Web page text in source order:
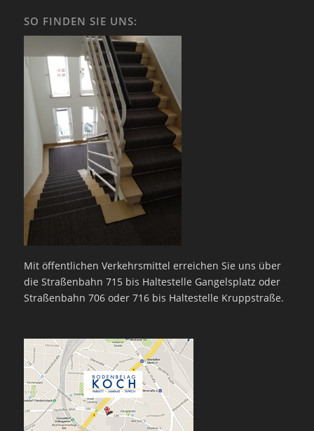
SO FINDEN SIE UNS:
Mit öffentlichen Verkehrsmittel erreichen Sie uns über
die Straßenbahn 715 bis Haltestelle Gangelsplatz oder
Straßenbahn 706 oder 716 bis Haltestelle Kruppstraße.